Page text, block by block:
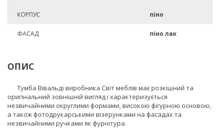
КОРПУС піно
ФАСАД піно лак
ОПИС
Тумба Вівальді виробника Світ меблів має розкішний та
оригінальний зовнішній вигляд і характеризується
незвичайними округлими формами, високою фігурною основою,
а також фотодрукарськими візерунками на фасадах та
незвичайними ручками як фурнітура.